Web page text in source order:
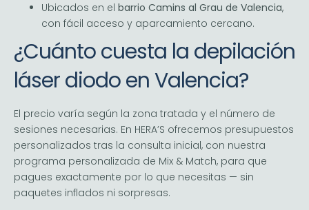
Ubicados en el barrio Camins al Grau de Valencia,
con fácil acceso y aparcamiento cercano.
¿Cuánto cuesta la depilación
láser diodo en Valencia?
El precio varía según la zona tratada y el número de
sesiones necesarias. En HERA’S ofrecemos presupuestos
personalizados tras la consulta inicial, con nuestra
programa personalizada de Mix & Match, para que
pagues exactamente por lo que necesitas — sin
paquetes inflados ni sorpresas.